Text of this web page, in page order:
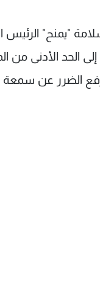
الحد الأدنى من
لرفع الضرر عن